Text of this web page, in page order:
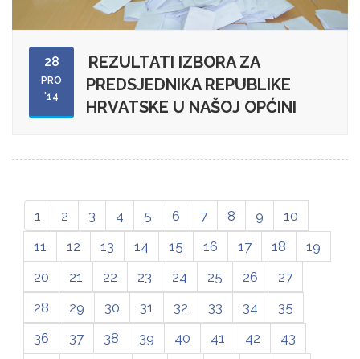
28
PRO
'14
REZULTATI IZBORA ZA
PREDSJEDNIKA REPUBLIKE
HRVATSKE U NAŠOJ OPĆINI
1 2 3 4 5 6 7 8 9
10
11
12 13 14 15 16 17 18
19
20
21 22 23 24 25 26
27
28
29 30 31 32 33 34
35
36
37 38 39 40 41 42
43